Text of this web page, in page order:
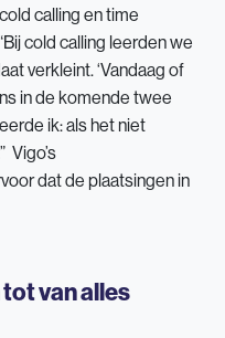
calling en time
cold calling leerden we
verkleint. ‘Vandaag of
in de komende twee
ik: als het niet
Vigo’s
dat de plaatsingen in
van alles